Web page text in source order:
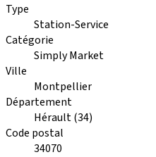
Type
Station-Service
Catégorie
Simply Market
Ville
Montpellier
Département
Hérault (34)
Code postal
34070